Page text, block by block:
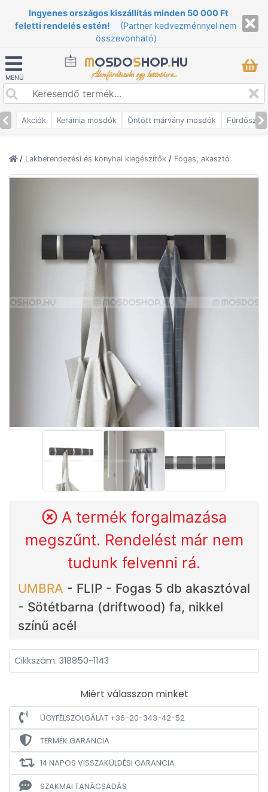
Ingyenes országos kiszállítás minden 50 000 Ft
feletti rendelés estén!
(Partner kedvezménnyel nem
összevonható)
MENÜ
MOSDOSHOP.HU
Álomfürdőszoba egy kattintásra...
Akciók Kerámia mosdók Öntött márvány mosdók
/ Lakberendezési és konyhai kiegészítők / Fogas, akasztó
A termék forgalmazása
megszűnt. Rendelést már nem
tudunk felvenni rá.
UMBRA - FLIP - Fogas 5 db akasztóval
- Sötétbarna (driftwood) fa, nikkel
színű acél
Cikkszám: 318850-1143
Miért válasszon minket
ÜGYFÉLSZOLGÁLAT +36-20-343-42-52
TERMÉK GARANCIA
14 NAPOS VISSZAKÜLDÉSI GARANCIA
SZAKMAI TANÁCSADÁS